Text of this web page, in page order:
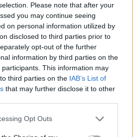
Please note that after your
you may continue seeing
on personal information utilized by
disclosed to third parties prior to
opt-out of the further
information by third parties on the
participants. This information may
third parties on the IAB’s List of
that may further disclose it to other
Opt Outs
μητέρας δύο παιδιών.
Valentine», «Στο Τέλος του
είδος της ρομαντικής κωμωδίας,
ζευγάρι τους Τσάνινγκ Τέιτουμ και